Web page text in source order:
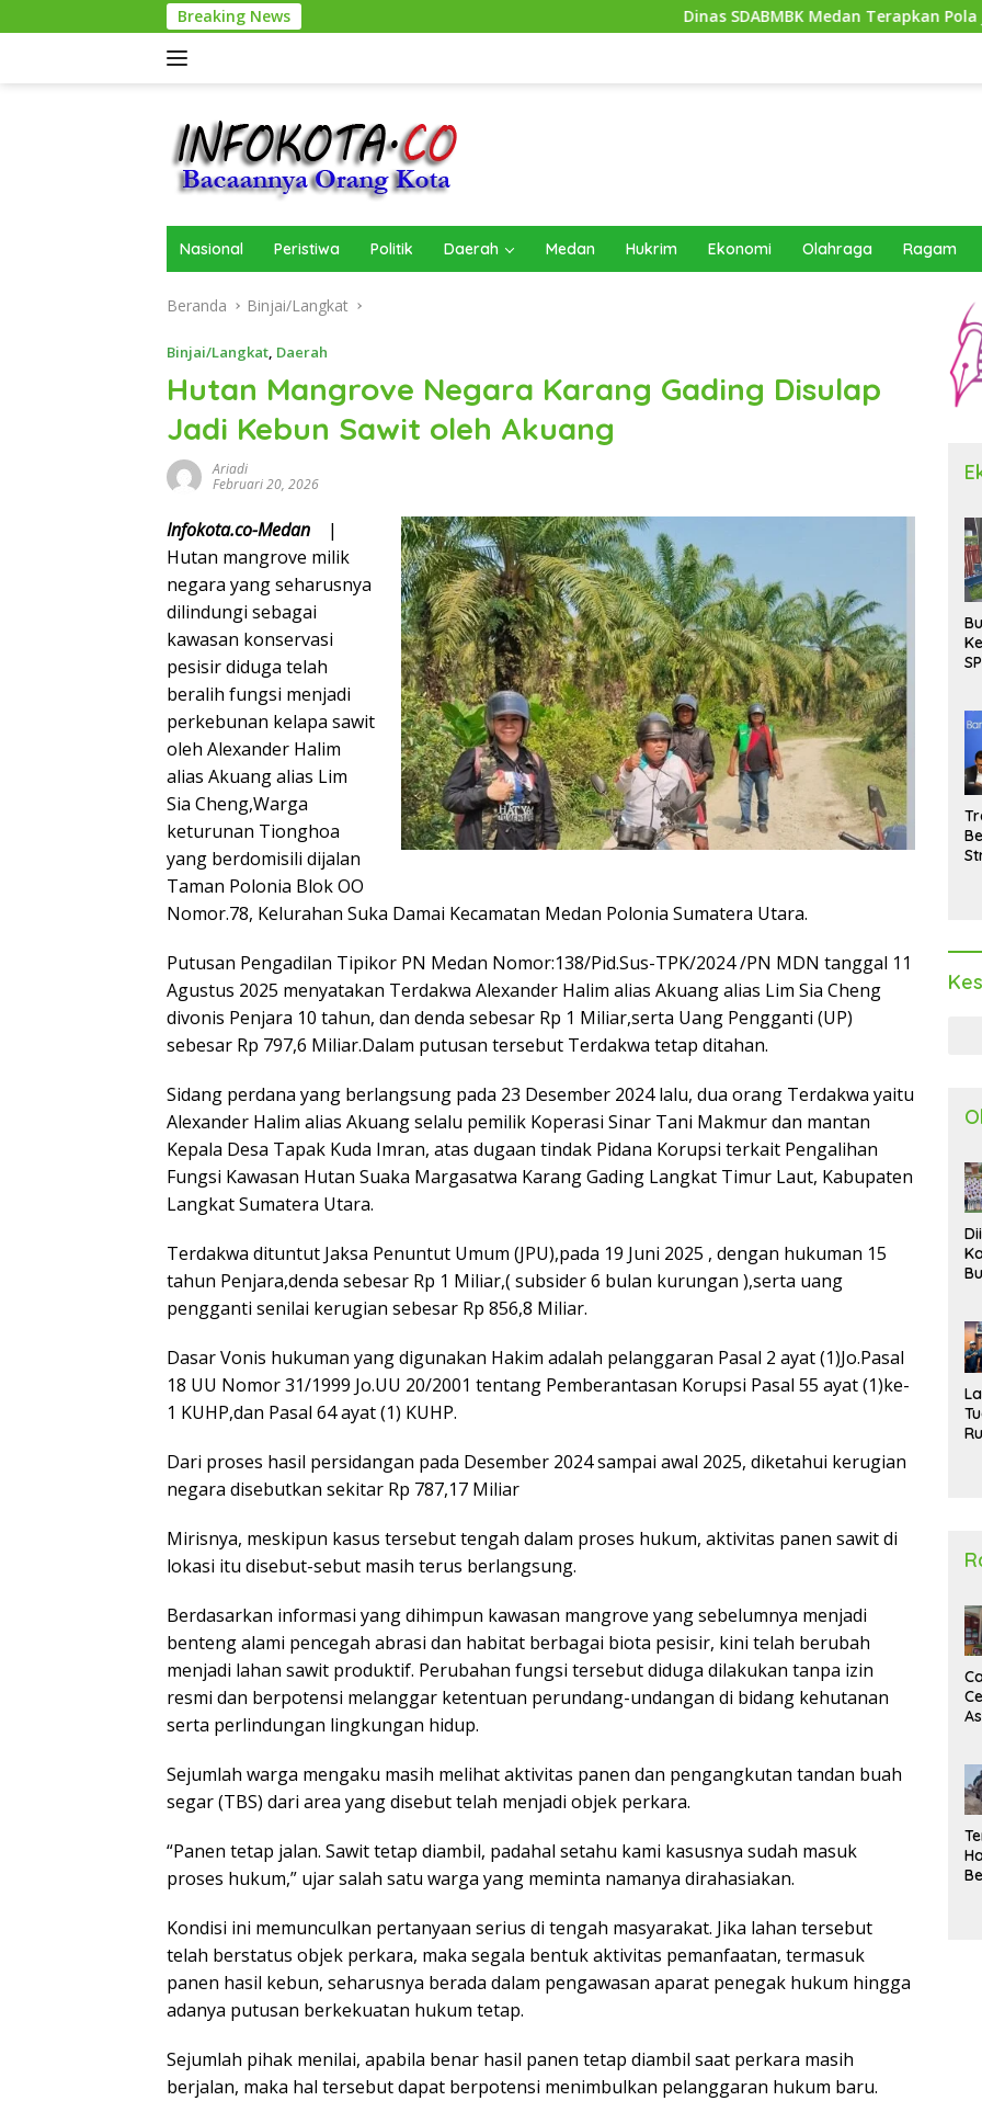
ke
Breaking News Dinas SDABMBK Medan Terapkan Pola Jemput Bola,
Nasional Peristiwa Politik Daerah Medan Hukrim Ekonomi Olahraga Ragam
Beranda Binjai/Langkat
Binjai/Langkat, Daerah
Hutan Mangrove Negara Karang Gading Disulap
Jadi Kebun Sawit oleh Akuang
Ariadi
Februari 20, 2026
Infokota.co-Medan
|
Hutan mangrove milik
negara yang seharusnya
dilindungi sebagai
kawasan konservasi
pesisir diduga telah
beralih fungsi menjadi
perkebunan kelapa sawit
oleh Alexander Halim
alias Akuang alias Lim
Sia Cheng,Warga
keturunan Tionghoa
yang berdomisili dijalan
Taman Polonia Blok OO
Nomor.78, Kelurahan Suka Damai Kecamatan Medan Polonia Sumatera Utara.
Putusan Pengadilan Tipikor PN Medan Nomor:138/Pid.Sus-TPK/2024 /PN MDN tanggal 11
Agustus 2025 menyatakan Terdakwa Alexander Halim alias Akuang alias Lim Sia Cheng
divonis Penjara 10 tahun, dan denda sebesar Rp 1 Miliar,serta Uang Pengganti (UP)
sebesar Rp 797,6 Miliar.Dalam putusan tersebut Terdakwa tetap ditahan.
Sidang perdana yang berlangsung pada 23 Desember 2024 lalu, dua orang Terdakwa yaitu
Alexander Halim alias Akuang selalu pemilik Koperasi Sinar Tani Makmur dan mantan
Kepala Desa Tapak Kuda Imran, atas dugaan tindak Pidana Korupsi terkait Pengalihan
Fungsi Kawasan Hutan Suaka Margasatwa Karang Gading Langkat Timur Laut, Kabupaten
Langkat Sumatera Utara.
Terdakwa dituntut Jaksa Penuntut Umum (JPU),pada 19 Juni 2025 , dengan hukuman 15
tahun Penjara,denda sebesar Rp 1 Miliar,( subsider 6 bulan kurungan ),serta uang
pengganti senilai kerugian sebesar Rp 856,8 Miliar.
Dasar Vonis hukuman yang digunakan Hakim adalah pelanggaran Pasal 2 ayat (1)Jo.Pasal
18 UU Nomor 31/1999 Jo.UU 20/2001 tentang Pemberantasan Korupsi Pasal 55 ayat (1)ke-
1 KUHP,dan Pasal 64 ayat (1) KUHP.
Dari proses hasil persidangan pada Desember 2024 sampai awal 2025, diketahui kerugian
negara disebutkan sekitar Rp 787,17 Miliar
Mirisnya, meskipun kasus tersebut tengah dalam proses hukum, aktivitas panen sawit di
lokasi itu disebut-sebut masih terus berlangsung.
Berdasarkan informasi yang dihimpun kawasan mangrove yang sebelumnya menjadi
benteng alami pencegah abrasi dan habitat berbagai biota pesisir, kini telah berubah
menjadi lahan sawit produktif. Perubahan fungsi tersebut diduga dilakukan tanpa izin
resmi dan berpotensi melanggar ketentuan perundang-undangan di bidang kehutanan
serta perlindungan lingkungan hidup.
Sejumlah warga mengaku masih melihat aktivitas panen dan pengangkutan tandan buah
segar (TBS) dari area yang disebut telah menjadi objek perkara.
“Panen tetap jalan. Sawit tetap diambil, padahal setahu kami kasusnya sudah masuk
proses hukum,” ujar salah satu warga yang meminta namanya dirahasiakan.
Kondisi ini memunculkan pertanyaan serius di tengah masyarakat. Jika lahan tersebut
telah berstatus objek perkara, maka segala bentuk aktivitas pemanfaatan, termasuk
panen hasil kebun, seharusnya berada dalam pengawasan aparat penegak hukum hingga
adanya putusan berkekuatan hukum tetap.
Sejumlah pihak menilai, apabila benar hasil panen tetap diambil saat perkara masih
berjalan, maka hal tersebut dapat berpotensi menimbulkan pelanggaran hukum baru.